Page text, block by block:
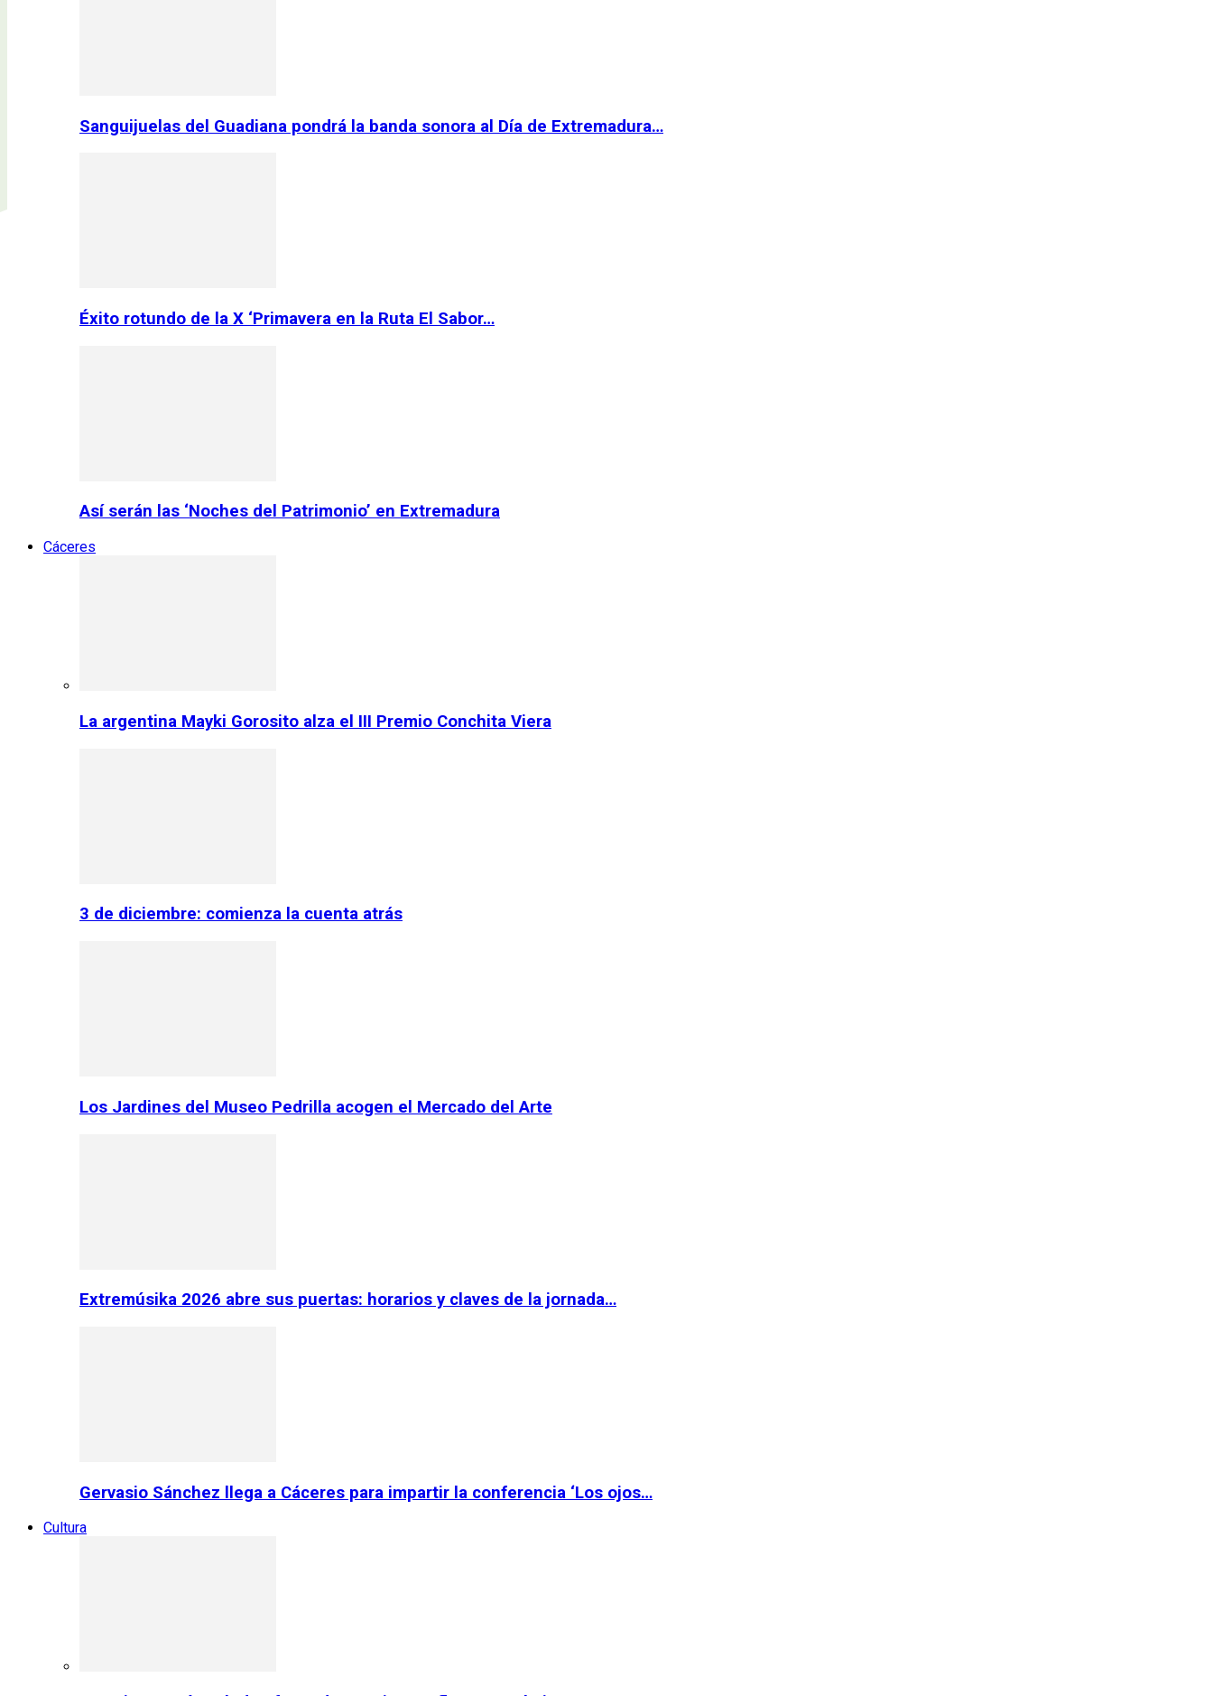
Sanguijuelas del Guadiana pondrá la banda sonora al Día de Extremadura…
Éxito rotundo de la X ‘Primavera en la Ruta El Sabor…
Así serán las ‘Noches del Patrimonio’ en Extremadura
Cáceres
La argentina Mayki Gorosito alza el III Premio Conchita Viera
3 de diciembre: comienza la cuenta atrás
Los Jardines del Museo Pedrilla acogen el Mercado del Arte
Extremúsika 2026 abre sus puertas: horarios y claves de la jornada…
Gervasio Sánchez llega a Cáceres para impartir la conferencia ‘Los ojos…
Cultura